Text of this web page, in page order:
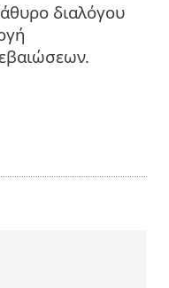
διαλόγου